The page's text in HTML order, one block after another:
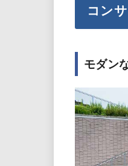
コン
モダン